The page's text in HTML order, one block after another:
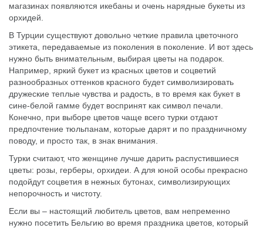
магазинах появляются икебаны и очень нарядные букеты из
орхидей.
В Турции существуют довольно четкие правила цветочного
этикета, передаваемые из поколения в поколение. И вот здесь
нужно быть внимательным, выбирая цветы на подарок.
Например, яркий букет из красных цветов и соцветий
разнообразных оттенков красного будет символизировать
дружеские теплые чувства и радость, в то время как букет в
сине-белой гамме будет воспринят как символ печали.
Конечно, при выборе цветов чаще всего турки отдают
предпочтение тюльпанам, которые дарят и по праздничному
поводу, и просто так, в знак внимания.
Турки считают, что женщине лучше дарить распустившиеся
цветы: розы, герберы, орхидеи. А для юной особы прекрасно
подойдут соцветия в нежных бутонах, символизирующих
непорочность и чистоту.
Если вы – настоящий любитель цветов, вам непременно
нужно посетить Бельгию во время праздника цветов, который